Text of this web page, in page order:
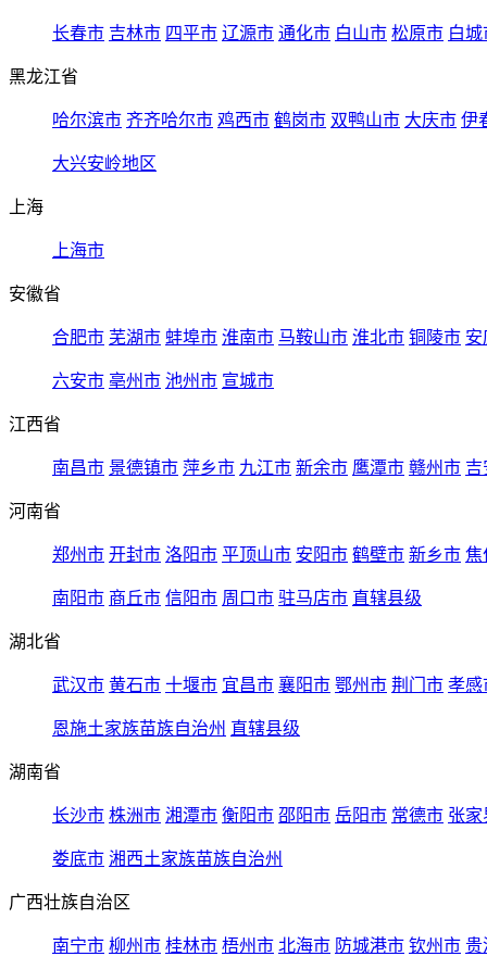
长春市 吉林市 四平市 辽源市 通化市 白山市 松原市 白城
黑龙江省
哈尔滨市 齐齐哈尔市 鸡西市 鹤岗市 双鸭山市 大庆市 伊
大兴安岭地区
上海
上海市
安徽省
合肥市 芜湖市 蚌埠市 淮南市 马鞍山市 淮北市 铜陵市 安
六安市 亳州市 池州市 宣城市
江西省
南昌市 景德镇市 萍乡市 九江市 新余市 鹰潭市 赣州市 吉
河南省
郑州市 开封市 洛阳市 平顶山市 安阳市 鹤壁市 新乡市 焦
南阳市 商丘市 信阳市 周口市 驻马店市 直辖县级
湖北省
武汉市 黄石市 十堰市 宜昌市 襄阳市 鄂州市 荆门市 孝感
恩施土家族苗族自治州 直辖县级
湖南省
长沙市 株洲市 湘潭市 衡阳市 邵阳市 岳阳市 常德市 张家
娄底市 湘西土家族苗族自治州
广西壮族自治区
南宁市 柳州市 桂林市 梧州市 北海市 防城港市 钦州市 贵